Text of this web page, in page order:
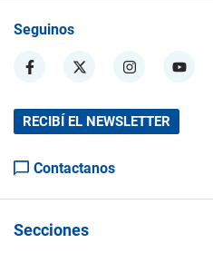
Seguinos
RECIBÍ EL NEWSLETTER
Contactanos
Secciones